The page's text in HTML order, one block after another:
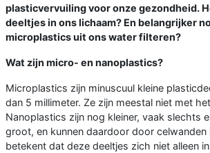
plasticvervuiling voor onze gezondheid.
deeltjes in ons lichaam? En belangrijker
microplastics uit ons water filteren?
Wat zijn micro- en nanoplastics?
Microplastics zijn minuscuul kleine
dan 5 millimeter. Ze zijn meestal niet met
Nanoplastics zijn nog kleiner, vaak slechts
groot, en kunnen daardoor door celwanden
betekent dat deze deeltjes zich niet alleen